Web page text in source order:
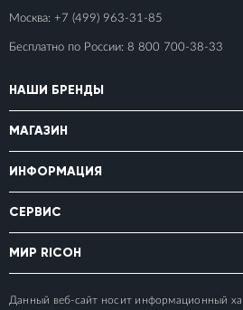
Москва: +7 (499) 963-31-85
Бесплатно по России: 8 800 700-38-33
НАШИ БРЕНДЫ
МАГАЗИН
ИНФОРМАЦИЯ
СЕРВИС
МИР RICOH
Данный веб-сайт носит информационный